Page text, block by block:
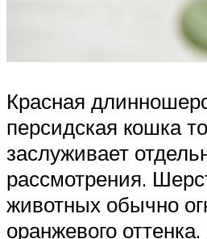
Красная
персидская кошка
заслуживает
рассмотрения.
животных обычно
оранжевого